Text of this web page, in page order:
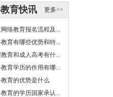
更多>>
育快讯
络教育报名流程及...
教育有哪些优势和特...
育和成人高考有什...
教育学历的作用有哪...
教育的优势是什么
教育的学历国家承认...